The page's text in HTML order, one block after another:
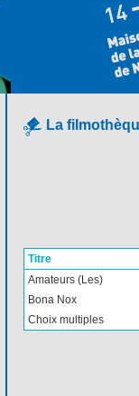
La
Titre
Amateurs (Les)
Bona Nox
Choix multiples